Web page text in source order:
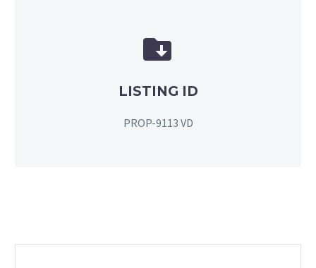


LISTING ID
PROP-9113 VD